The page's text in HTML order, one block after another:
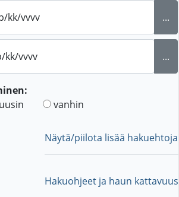
kk/vvvv ...
kk/vvvv ...
uusin vanhin
Näytä/piilota lisää hakuehtoja
Hakuohjeet ja haun kattavuus